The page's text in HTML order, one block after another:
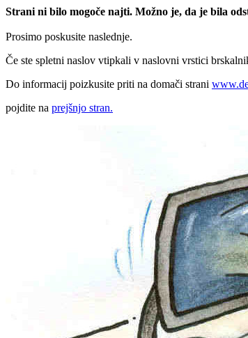
Strani ni bilo mogoče najti. Možno je, da je bila
Prosimo poskusite naslednje.
Če ste spletni naslov vtipkali v naslovni vrstici
Do informacij poizkusite priti na domači strani
pojdite na prejšnjo stran.